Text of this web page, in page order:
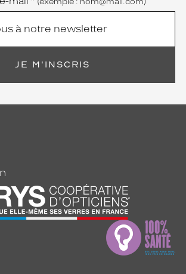
JE M'INSCRIS